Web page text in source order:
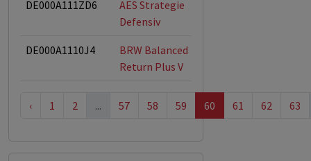
DE000A111ZD6
AES Strategie
Defensiv
DE000A1110J4
BRW Balanced
Return Plus V
‹ 1 2 ... 57 58 59 60 61 62 63